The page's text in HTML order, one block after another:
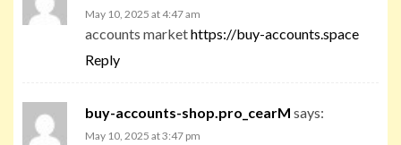
May 10, 2025 at 4:47 am
accounts markethttps://buy-accounts.space
Reply
buy-accounts-shop.pro_cearM says:
May 10, 2025 at 3:47 pm